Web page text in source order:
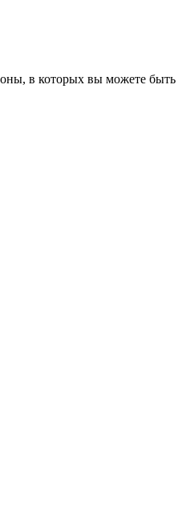
в которых вы можете быть